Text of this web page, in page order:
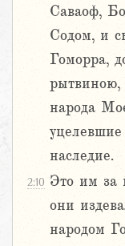
Саваоф,
Содом, и
Гоморра,
рытвиною,
народа
наследие.
2:10 Это им за
они
народом